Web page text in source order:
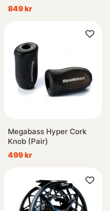
849 kr
Megabass Hyper Cork
Knob (Pair)
499 kr